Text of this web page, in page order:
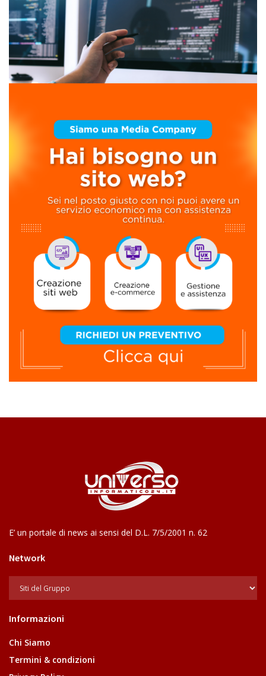
E’ un portale di news ai sensi del D.L. 7/5/2001 n. 62
Network
Informazioni
Chi Siamo
Termini & condizioni